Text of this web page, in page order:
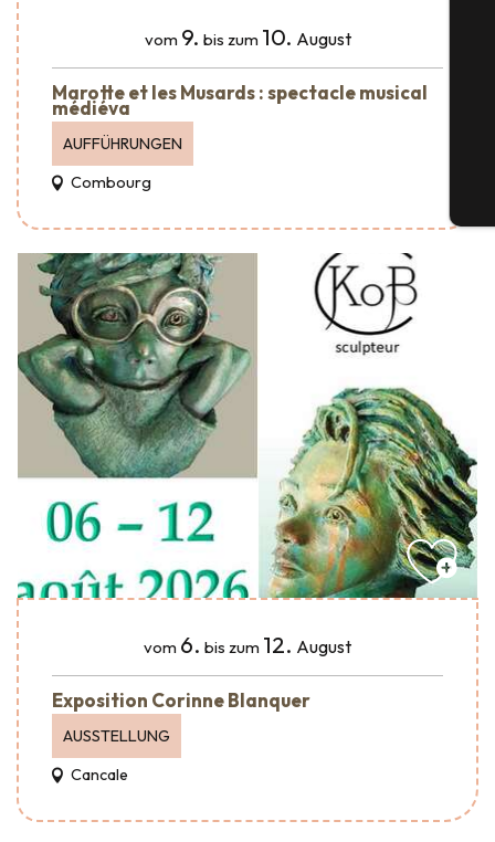
vom 9. bis zum 10. August
Marotte et les Musards : spectacle musical
médiéva
AUFFÜHRUNGEN
Combourg
vom 6. bis zum 12. August
Exposition Corinne Blanquer
AUSSTELLUNG
Cancale